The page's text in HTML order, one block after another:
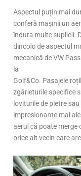
Aspectul puțin mai
conferă mașinii un
îndura multe suplicii.
dincolo de aspectul
mecanică de VW
la
Golf&Co. Pasajele
zgârieturile specifice
loviturile de pietre
impresionante mai
aerul că poate merge
orice alt vecin care